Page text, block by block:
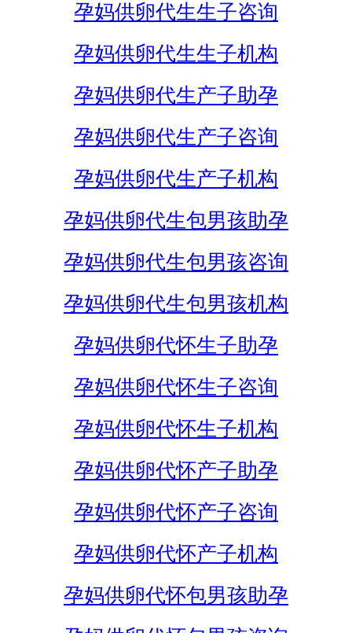
孕妈供卵代生生子咨询
孕妈供卵代生生子机构
孕妈供卵代生产子助孕
孕妈供卵代生产子咨询
孕妈供卵代生产子机构
孕妈供卵代生包男孩助孕
孕妈供卵代生包男孩咨询
孕妈供卵代生包男孩机构
孕妈供卵代怀生子助孕
孕妈供卵代怀生子咨询
孕妈供卵代怀生子机构
孕妈供卵代怀产子助孕
孕妈供卵代怀产子咨询
孕妈供卵代怀产子机构
孕妈供卵代怀包男孩助孕